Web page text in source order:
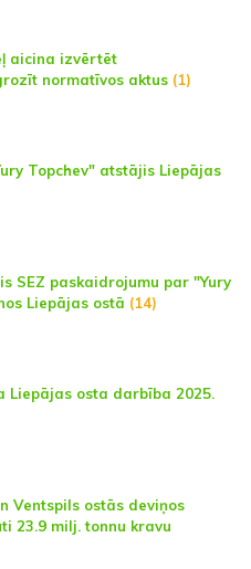
aicina izvērtēt
normatīvos aktus (1)
Topchev" atstājis Liepājas
SEZ paskaidrojumu par "Yury
Liepājas ostā (14)
Liepājas osta darbība 2025.
Ventspils ostās deviņos
23.9 milj. tonnu kravu